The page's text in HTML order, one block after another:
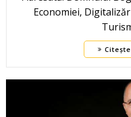
Economiei,